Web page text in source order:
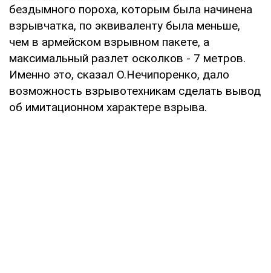
бездымного пороха, которым была начинена
взрывчатка, по эквиваленту была меньше,
чем в армейском взрывном пакете, а
максимальный разлет осколков - 7 метров.
Именно это, сказал О.Нечипоренко, дало
возможность взрывотехникам сделать вывод
об имитационном характере взрыва.